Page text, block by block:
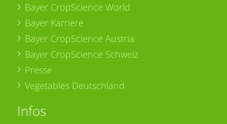
Bayer CropScience World
Bayer Karriere
Bayer CropScience Austria
Bayer CropScience Schweiz
Presse
Vegetables Deutschland
Infos